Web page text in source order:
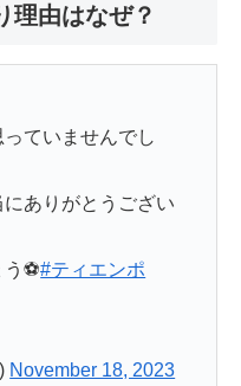
理由はなぜ？
ていませんでし
ありがとうござい
⚽️#ティエンポ
November 18, 2023